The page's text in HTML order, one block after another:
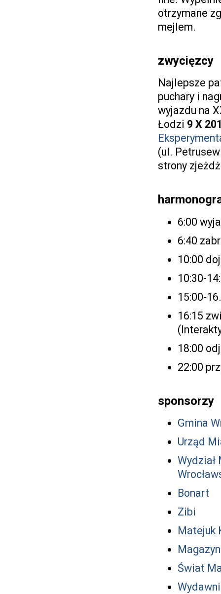
otrzymane
mejlem.
zwycięzcy
Najlepsze
puchary i
wyjazdu na
Łodzi 9 X
(ul.
strony
6:00
6:40
10:00
10:30-
15:00-
16:15
18:00
22:00
sponsorzy
Gmina
Urząd
Bonart
Zibi
Matejuk
Świat